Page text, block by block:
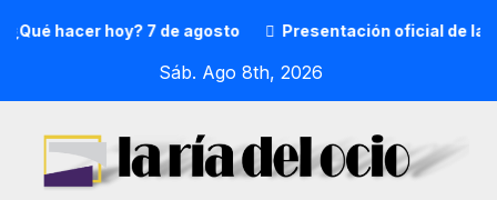
hacer hoy? 7 de agosto Presentación oficial de la
Sáb. Ago 8th, 2026